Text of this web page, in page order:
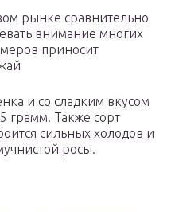
рынке сравнительно
внимание многих
приносит
и со сладким вкусом
грамм. Также сорт
сильных холодов и
росы.